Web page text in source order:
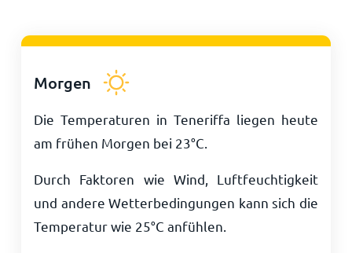
Morgen
Die Temperaturen in Teneriffa liegen heute
am frühen Morgen bei 23°C
Durch Faktoren wie Wind, Luftfeuchtigkeit
und andere Wetterbedingungen kann sich die
Temperatur wie 25°C anfühlen.